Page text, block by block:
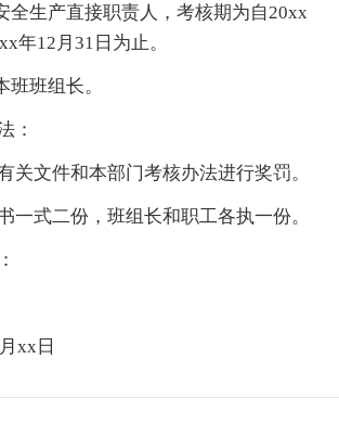
全生产直接职责人，考核期为自20xx
年12月31日为止。
班班组长。
：
关文件和本部门考核办法进行奖罚。
一式二份，班组长和职工各执一份。
xx日